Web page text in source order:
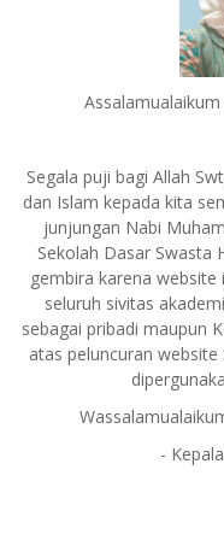
Segala puji bagi Allah
dan Islam kepada kita
junjungan Nabi
Sekolah Dasar Swasta
gembira karena
seluruh sivitas
sebagai pribadi maupun
atas peluncuran
-